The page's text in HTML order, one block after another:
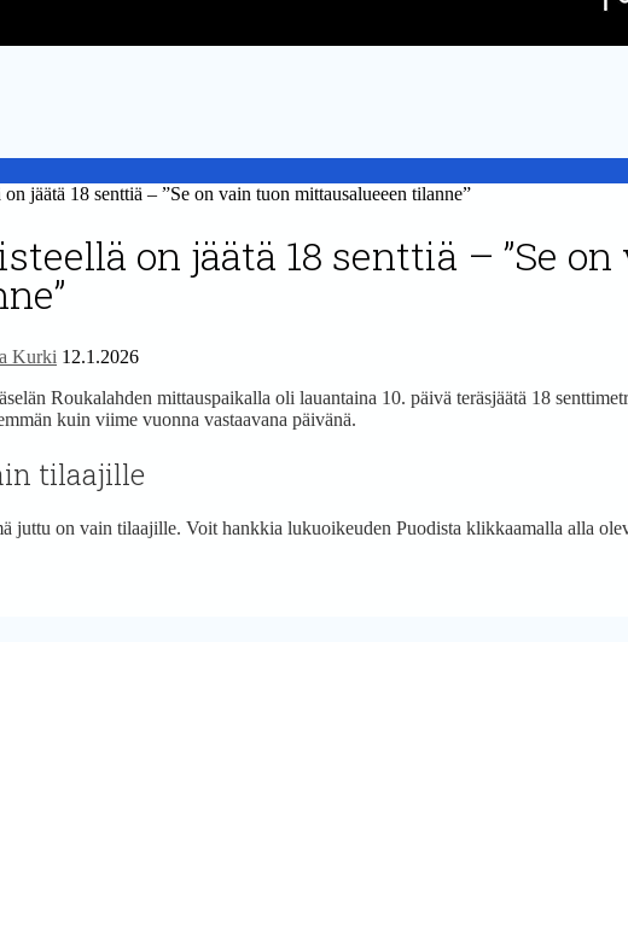
jäätä 18 senttiä – ”Se on vain tuon mittausalueeen tilanne”
on jäätä 18 senttiä – ”Se
Kurki 12.1.2026
Roukalahden mittauspaikalla oli lauantaina 10. päivä teräsjäätä 18
kuin viime vuonna vastaavana päivänä.
tilaajille
juttu on vain tilaajille. Voit hankkia lukuoikeuden Puodista klikkaamalla alla